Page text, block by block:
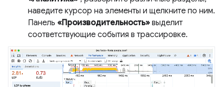
наведите курсор на элементы и щелкните по ним.
Панель «Производительность» выделит
соответствующие события в трассировке.